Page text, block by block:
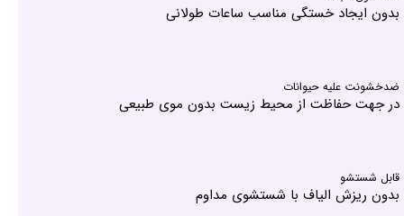
بدون ایجاد خستگی مناسب ساعات طولانی
ضدخشونت علیه حیوانات
در جهت حفاظت از محیط زیست بدون موی طبیعی
قابل شستشو
بدون ریزش الیاف با شستشوی مداوم